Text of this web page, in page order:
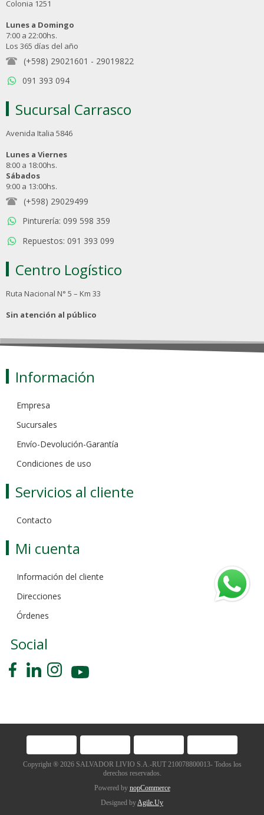
Colonia 1251
Lunes a Domingo
7:00 a 22:00hs.
Los 365 días del año
(+598) 29021601 - 29019822
091 393 094
Sucursal Carrasco
Avenida Italia 5846
Lunes a Viernes
8:00 a 18:00hs.
Sábados
9:00 a 13:00hs.
(+598) 29029499
Pinturería: 099 598 359
Repuestos: 091 393 099
Centro Logístico
Ruta Nacional N° 5 – Km 33
Sin atención al público
Información
Empresa
Sucursales
Envío-Devolución-Garantía
Condiciones de uso
Servicios al cliente
Contacto
Mi cuenta
Información del cliente
Direcciones
Órdenes
Social
Copyright ® 2026 SALVADOR LIVIO S.A.-RUT 210078800013- Todos los
derechos reservados.
Powered by nopCommerce
Designed by Agile.Uy